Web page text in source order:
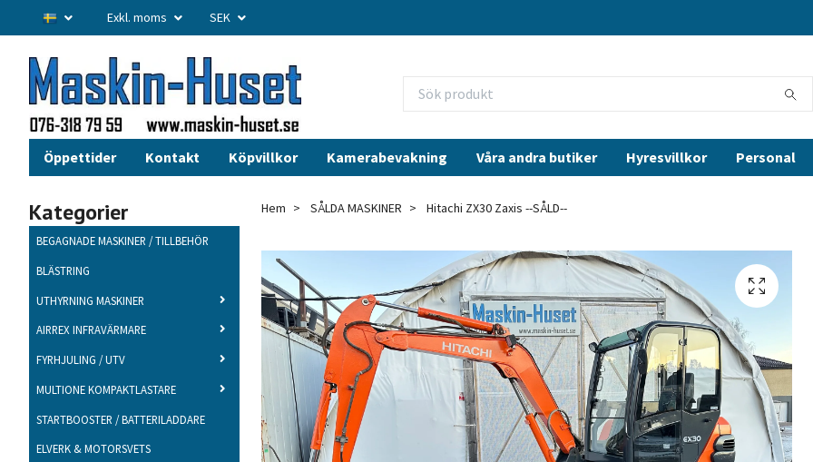
Exkl. moms SEK
Öppettider Kontakt Köpvillkor Kamerabevakning Våra andra butiker Hyresvillkor Personal
Kategorier
BEGAGNADE MASKINER / TILLBEHÖR
BLÄSTRING
UTHYRNING MASKINER
AIRREX INFRAVÄRMARE
FYRHJULING / UTV
MULTIONE KOMPAKTLASTARE
STARTBOOSTER / BATTERILADDARE
ELVERK & MOTORSVETS
Hem SÅLDA MASKINER Hitachi ZX30 Zaxis --SÅLD--